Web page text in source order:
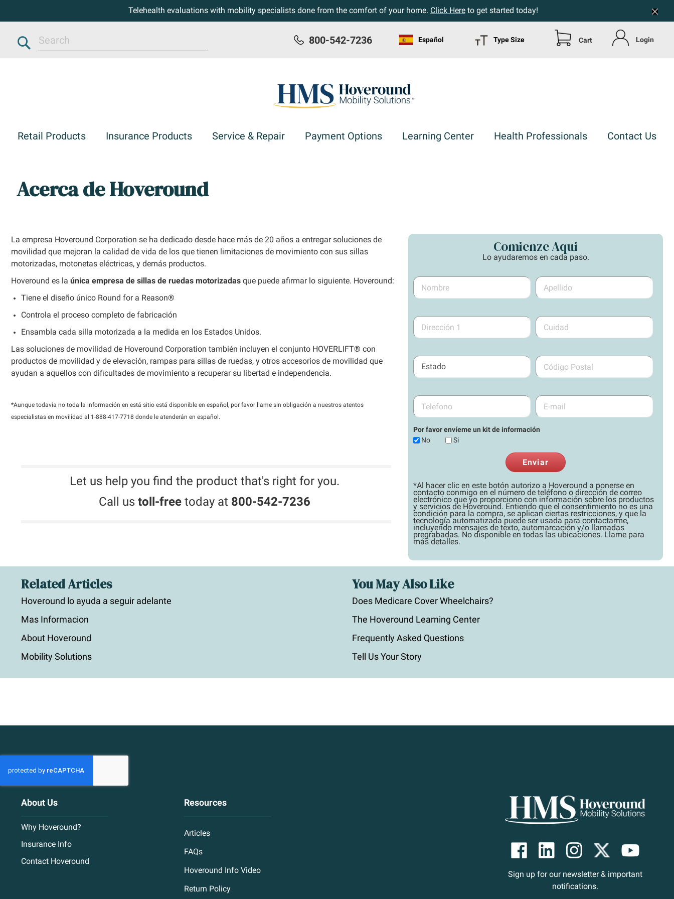
Telehealth evaluations with mobility specialists done from the comfort of your home. Click Hereto get started today!
Login
Cart
Type Size
Español
800-542-7236
Search
Retail Products Insurance Products Service & Repair Payment Options Learning Center Health Professionals Contact Us
Acerca de Hoveround
Comienze Aqui
Lo ayudaremos en cada paso.
Por favor envíeme un kit de información
No
Si
Enviar
*Al hacer clic en este botón autorizo a Hoveround a ponerse en
contacto conmigo en el número de teléfono o dirección de correo
electrónico que yo proporciono con información sobre los productos
y servicios de Hoveround. Entiendo que el consentimiento no es una
condición para la compra, se aplican ciertas restricciones, y que la
tecnología automatizada puede ser usada para contactarme,
incluyendo mensajes de texto, automarcación y/o llamadas
pregrabadas. No disponible en todas las ubicaciones. Llame para
más detalles.
La empresa Hoveround Corporation se ha dedicado desde hace más de 20 años a entregar soluciones de
movilidad que mejoran la calidad de vida de los que tienen limitaciones de movimiento con sus sillas
motorizadas, motonetas eléctricas, y demás productos.
Hoveround es la única empresa de sillas de ruedas motorizadas que puede afirmar lo siguiente. Hoveround:
Tiene el diseño único Round for a Reason®
Controla el proceso completo de fabricación
Ensambla cada silla motorizada a la medida en los Estados Unidos.
Las soluciones de movilidad de Hoveround Corporation también incluyen el conjunto HOVERLIFT® con
productos de movilidad y de elevación, rampas para sillas de ruedas, y otros accesorios de movilidad que
ayudan a aquellos con dificultades de movimiento a recuperar su libertad e independencia.
*Aunque todavía no toda la información en está sitio está disponible en español, por favor llame sin obligación a nuestros atentos
especialistas en movilidad al 1-888-417-7718 donde le atenderán en español.
Let us help you find the product that's right for you.
Call us toll-free today at 800-542-7236
Related Articles
Hoveround lo ayuda a seguir adelante
Mas Informacion
About Hoveround
Mobility Solutions
You May Also Like
Does Medicare Cover Wheelchairs?
The Hoveround Learning Center
Frequently Asked Questions
Tell Us Your Story
About Us
Why Hoveround?
Insurance Info
Contact Hoveround
Resources
Articles
FAQs
Hoveround Info Video
Return Policy
Sign up for our newsletter & important
notifications.